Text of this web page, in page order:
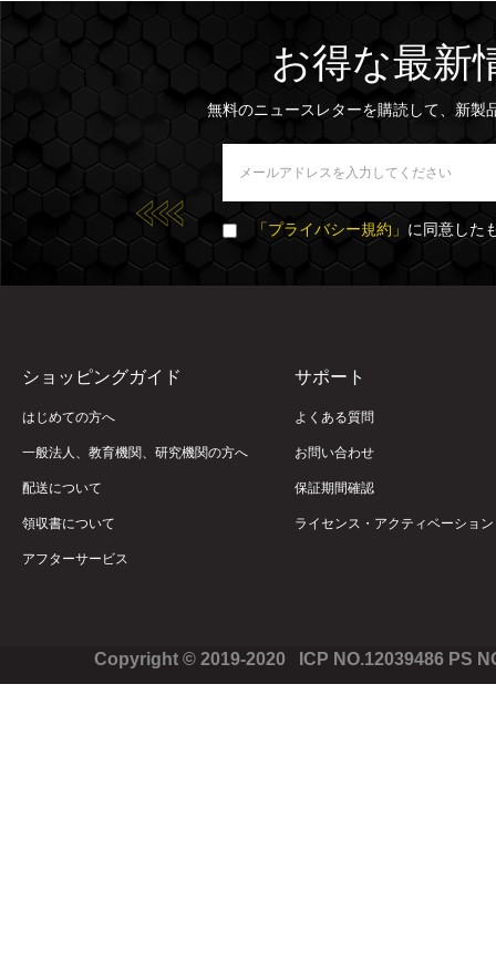
お得な最新
無料のニュースレターを購読して、新製
「プライバシー規約」 に同意した
ショッピングガイド
はじめての方へ
一般法人、教育機関、研究機関の方へ
配送について
領収書について
アフターサービス
サポート
よくある質問
お問い合わせ
保証期間確認
ライセンス・アクティベーション
Copyright © 2019-2020 ICP NO.12039486 PS